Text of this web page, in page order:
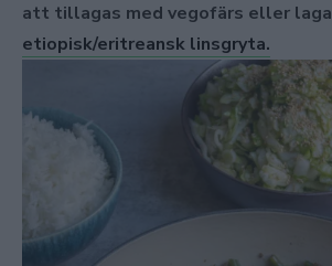
att tillagas med vegofärs eller laga
etiopisk/eritreansk linsgryta.